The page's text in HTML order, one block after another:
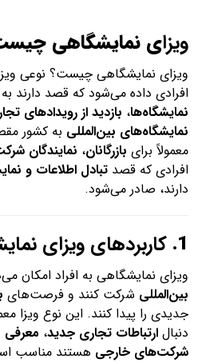
ویزای نمایشگاهی
ویزای نمایشگاهی چیست؟ نوعی
افرادی داده می‌شود که قصد دارند
نمایشگاه‌ها، بازدید از رویدادهای
نمایشگاه‌های بین‌المللی به کشور
معمولاً برای بازرگانان، نمایندگان
افرادی که قصدتبادل اطلاعات و
دارند، صادر می‌شود.
1. کاربردهای ویزای
ویزای نمایشگاهی به افراد امکان
بین‌المللی شرکت کنند و فرصت‌های
جدیدی را پیدا کنند. این نوع ویزا
دنبالارتباطات تجاری جدید،
شرکت‌های خارجی هستند مناسب